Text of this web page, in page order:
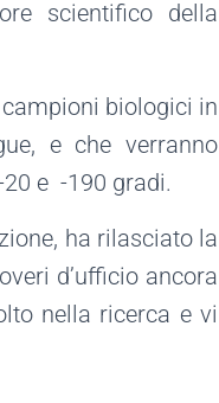
scientifico della
biologici in
e che verranno
e -190 gradi.
ha rilasciato la
d’ufficio ancora
nella ricerca e vi